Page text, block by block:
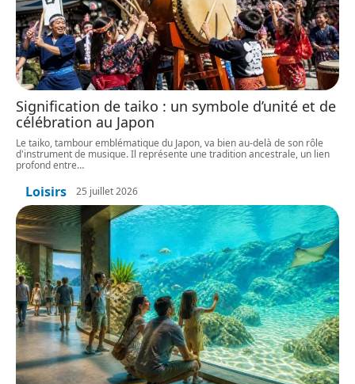
Signification de taiko : un symbole d’unité et de
célébration au Japon
Le taiko, tambour emblématique du Japon, va bien au-delà de son rôle
d'instrument de musique. Il représente une tradition ancestrale, un lien
profond entre…
Loisirs 25 juillet 2026